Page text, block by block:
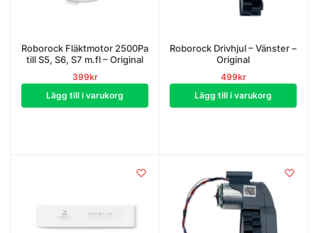
Roborock Fläktmotor 2500Pa
till S5, S6, S7 m.fl – Original
399kr
Lägg till i varukorg
Roborock Drivhjul – Vänster –
Original
499kr
Lägg till i varukorg